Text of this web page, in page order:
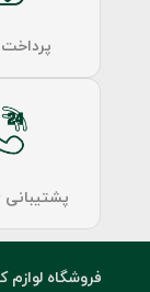
پشتیبانی 24 ساعته
فروشگاه